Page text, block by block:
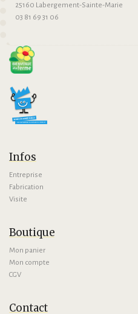
25160 Labergement-Sainte-Marie
03 81 69 31 06
Infos
Entreprise
Fabrication
Visite
Boutique
Mon panier
Mon compte
CGV
Contact